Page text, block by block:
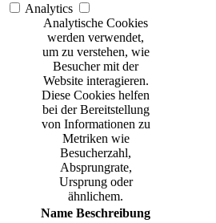
Analytics
Analytische Cookies
werden verwendet,
um zu verstehen, wie
Besucher mit der
Website interagieren.
Diese Cookies helfen
bei der Bereitstellung
von Informationen zu
Metriken wie
Besucherzahl,
Absprungrate,
Ursprung oder
ähnlichem.
Name Beschreibung